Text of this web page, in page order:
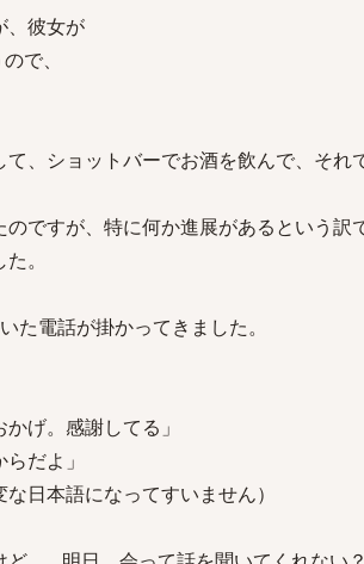
、彼女が
で、
、ショットバーでお酒を飲んで、それ
ですが、特に何か進展があるという訳
。
た電話が掛かってきました。
げ。感謝してる」
だよ」
日本語になってすいません）